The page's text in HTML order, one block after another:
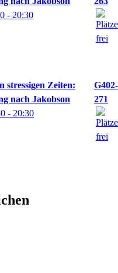
- 20:30
stressigen Zeiten:
nach Jakobson
G402-
271
- 20:30